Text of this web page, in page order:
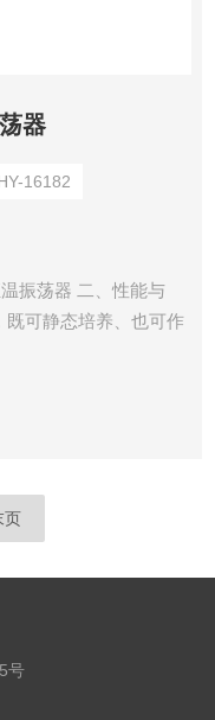
器
16182
振荡器 二、性能与
既可静态培养、也可作
对振荡板上的培养体
页
号